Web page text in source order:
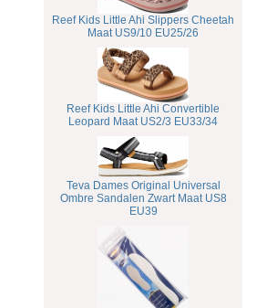
Reef Kids Little Ahi Slippers Cheetah
Maat US9/10 EU25/26
Reef Kids Little Ahi Convertible
Leopard Maat US2/3 EU33/34
Teva Dames Original Universal
Ombre Sandalen Zwart Maat US8
EU39